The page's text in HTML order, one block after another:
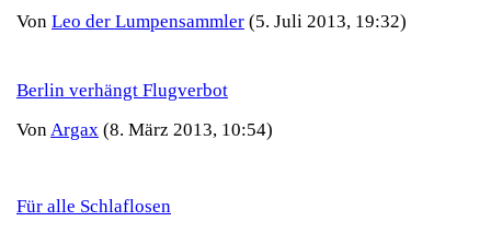
Von Leo der Lumpensammler (5. Juli 2013, 19:32)
Berlin verhängt Flugverbot
VonArgax (8. März 2013, 10:54)
Für alle Schlaflosen